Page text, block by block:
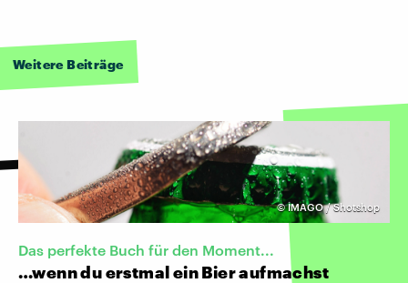
Weitere Beiträge
©IMAGO / Shotshop
Das perfekte Buch für den Moment...
…wenn du erstmal ein Bier aufmachst